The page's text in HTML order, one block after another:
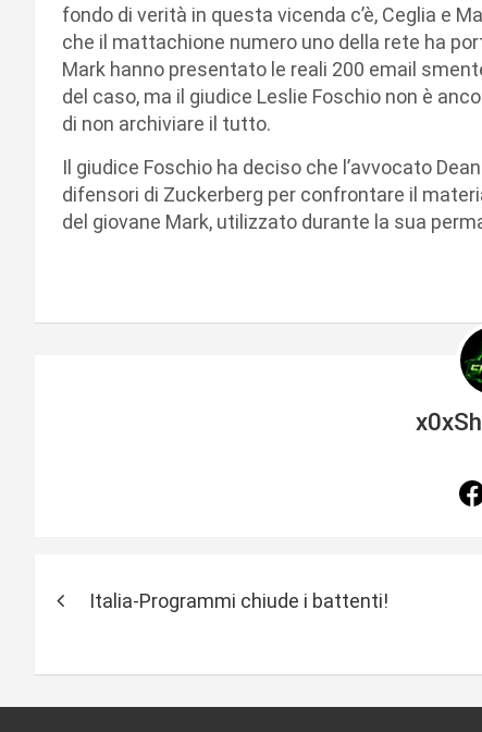
fondo di verità in questa vicenda c’è, Ceglia e
che il mattachione numero uno della rete ha
Mark hanno presentato le reali 200 email
del caso, ma il giudice Leslie Foschio non è
di non archiviare il tutto.
Il giudice Foschio ha deciso che l’avvocato
difensori di Zuckerberg per confrontare il
del giovane Mark, utilizzato durante la sua
v
i
Italia-Programmi chiude i battenti!